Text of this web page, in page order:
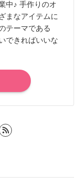
中♪ 手作りのオ
まなアイテムに
テーマである
できればいいな